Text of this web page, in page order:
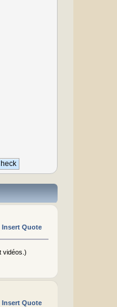
Insert Quote
vidéos.)
Insert Quote